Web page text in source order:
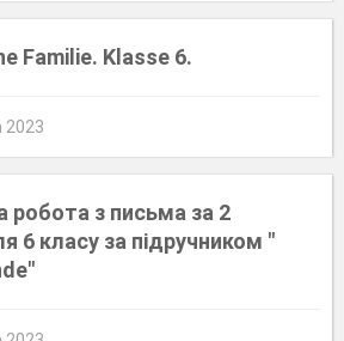
Familie. Klasse 6.
2023
робота з письма за 2
6 класу за підручником "